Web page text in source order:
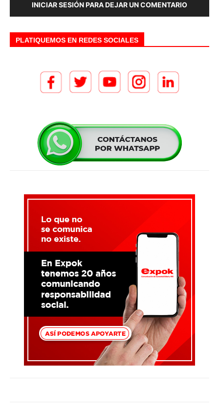
INICIAR SESIÓN PARA DEJAR UN COMENTARIO
PLATIQUEMOS EN REDES SOCIALES